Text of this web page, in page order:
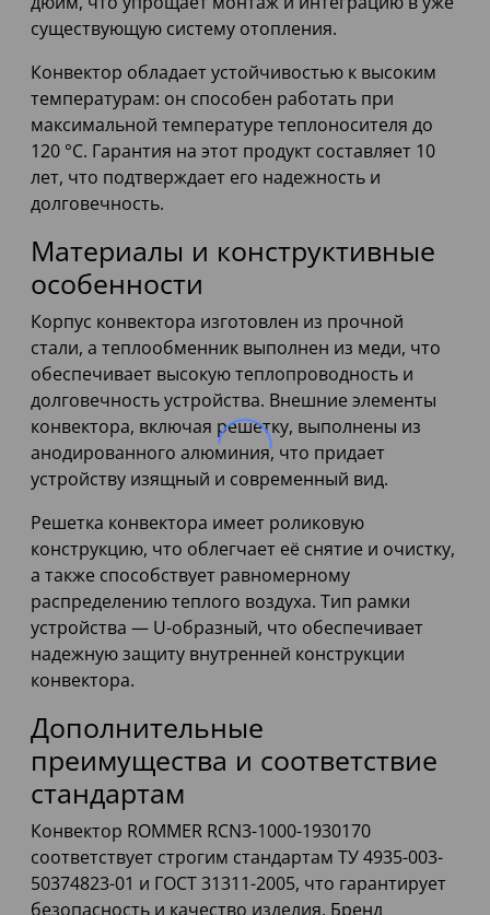
существующую систему отопления.
Конвектор обладает устойчивостью к высоким
температурам: он способен работать при
максимальной температуре теплоносителя до
120 °С. Гарантия на этот продукт составляет 10
лет, что подтверждает его надежность и
долговечность.
Материалы и конструктивные
особенности
Корпус конвектора изготовлен из прочной
стали, а теплообменник выполнен из меди, что
обеспечивает высокую теплопроводность и
долговечность устройства. Внешние элементы
конвектора, включая решетку, выполнены из
анодированного алюминия, что придает
устройству изящный и современный вид.
Решетка конвектора имеет роликовую
конструкцию, что облегчает её снятие и очистку,
а также способствует равномерному
распределению теплого воздуха. Тип рамки
устройства — U-образный, что обеспечивает
надежную защиту внутренней конструкции
конвектора.
Дополнительные
преимущества и соответствие
стандартам
Конвектор ROMMER RCN3-1000-1930170
соответствует строгим стандартам ТУ 4935-003-
50374823-01 и ГОСТ 31311-2005, что гарантирует
безопасность и качество изделия. Бренд